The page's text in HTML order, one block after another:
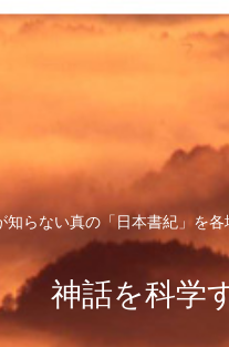
知らない真の「日本書紀」を
神話を科学